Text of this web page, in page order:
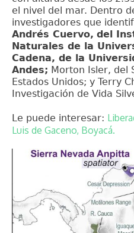
el nivel del mar. Dentro
investigadores que
Andrés Cuervo, del
Naturales de la
Cadena, de la
Andes; Morton Isler, del
Estados Unidos; y Terry
Investigación de Vida
Le puede interesar:
Luis de Gaceno, Boyacá.